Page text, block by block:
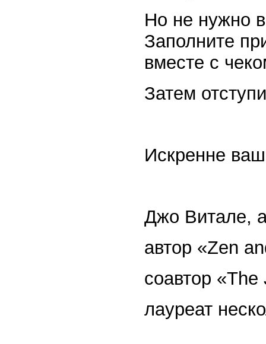
Но не нужно
Заполните
вместе с
Затем
Искренне
Джо Витале,
автор «Zen
соавтор
лауреат